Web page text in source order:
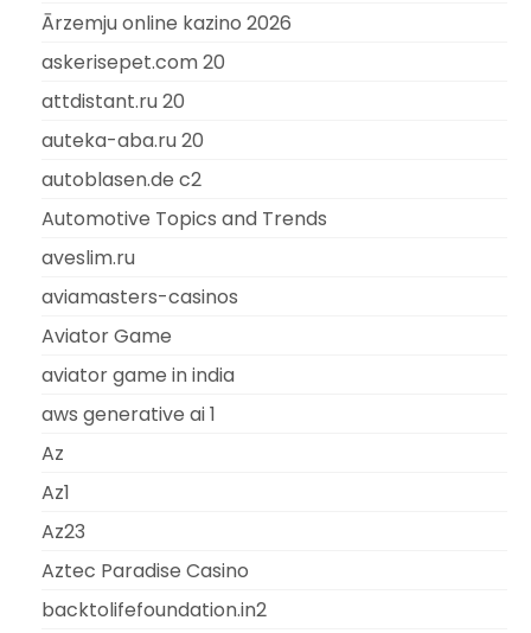
Ārzemju online kazino 2026
askerisepet.com 20
attdistant.ru 20
auteka-aba.ru 20
autoblasen.de c2
Automotive Topics and Trends
aveslim.ru
aviamasters-casinos
Aviator Game
aviator game in india
aws generative ai 1
Az
Az1
Az23
Aztec Paradise Casino
backtolifefoundation.in2